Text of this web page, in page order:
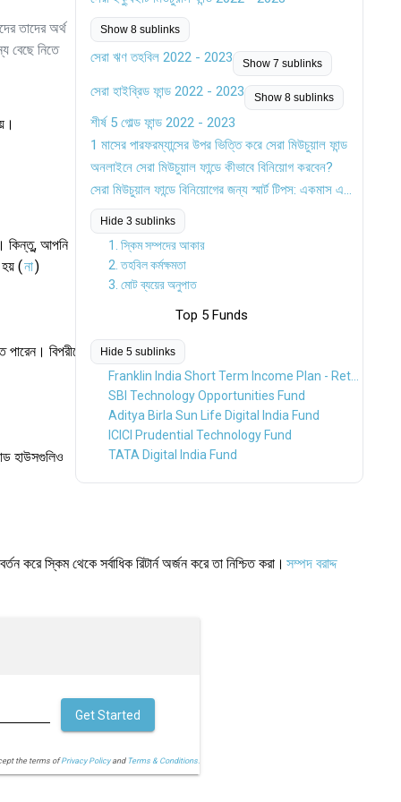
Show 8 sublinks
সেরা ঋণ তহবিল 2022 - 2023 Show 7 sublinks
সেরা হাইব্রিড ফান্ড 2022 - 2023 Show 8 sublinks
শীর্ষ 5 গোল্ড ফান্ড 2022 - 2023
1 মাসের পারফরম্যান্সের উপর ভিত্তি করে সেরা মিউচুয়াল ফান্ড
অনলাইনে সেরা মিউচুয়াল ফান্ডে কীভাবে বিনিয়োগ করবেন?
সেরা মিউচুয়াল ফান্ডে বিনিয়োগের জন্য স্মার্ট টিপস: একমাস এবং এসআইপি বিনিয়োগ
Hide 3 sublinks
1. স্কিম সম্পদের আকার
2. তহবিল কর্মক্ষমতা
3. মোট ব্যয়ের অনুপাত
Top 5 Funds
Hide 5 sublinks
Franklin India Short Term Income Plan - Retail Plan
SBI Technology Opportunities Fund
Aditya Birla Sun Life Digital India Fund
ICICI Prudential Technology Fund
TATA Digital India Fund
তাদের অর্থ
বেছে নিতে
কিন্তু, আপনি
হয় (না)
বিপরীতে,
হাউসগুলিও
স্কিম থেকে সর্বাধিক রিটার্ন অর্জন করে তা নিশ্চিত করা। সম্পদ বরাদ্দ
the terms ofPrivacy Policyand Terms & Conditions.
Get Started